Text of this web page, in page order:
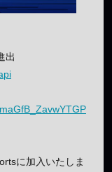
出
に加入いたしま